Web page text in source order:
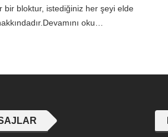
bir bloktur, istediğiniz her şeyi elde
oku…